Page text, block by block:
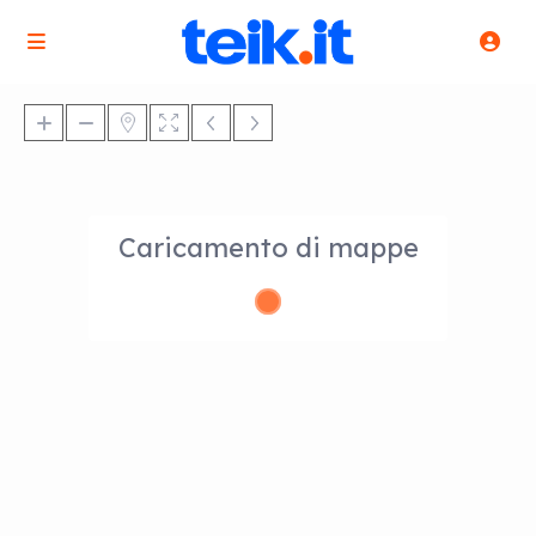
Caricamento di mappe